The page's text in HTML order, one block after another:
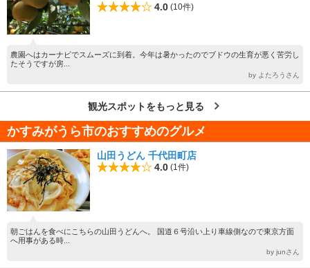
4.0 (10件)
農園へはカーナビでスムーズに到着。今年は暑かったのでブドウの生育が悪く苦労し
たそうですが房...
by よたろうさん
観光スポットをもっと見る
かすみがうら市のおすすめのグルメ
山田うどん 千代田町店
4.0 (1件)
朝ごはんを食べにこちらの山田うどんへ。 国道６号沿い上り車線側なので東京方面
へ用事がある時...
by junさん